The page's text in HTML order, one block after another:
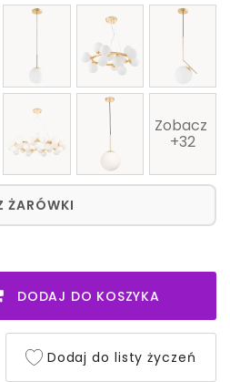
Zobacz
+32
ŻARÓWKI
DODAJ DO KOSZYKA
Dodaj do listy życzeń